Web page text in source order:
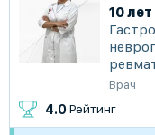
10
Врач
4.0 Рейтинг